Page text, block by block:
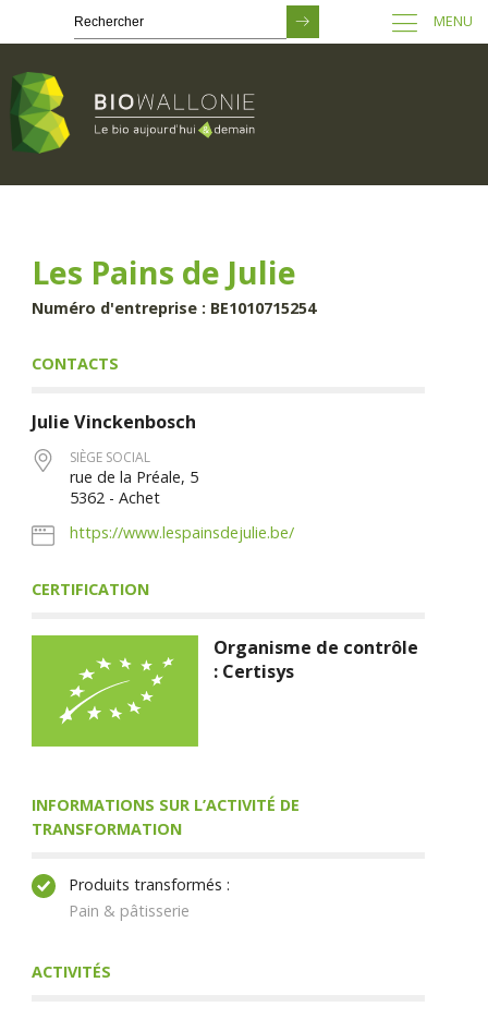
principal
MENU
Les Pains de Julie
Numéro d'entreprise : BE1010715254
CONTACTS
Julie Vinckenbosch
SIÈGE SOCIAL
rue de la Préale, 5
5362 - Achet
https://www.lespainsdejulie.be/
CERTIFICATION
Organisme de contrôle
: Certisys
INFORMATIONS SUR L’ACTIVITÉ DE
TRANSFORMATION
Produits transformés :
Pain & pâtisserie
ACTIVITÉS